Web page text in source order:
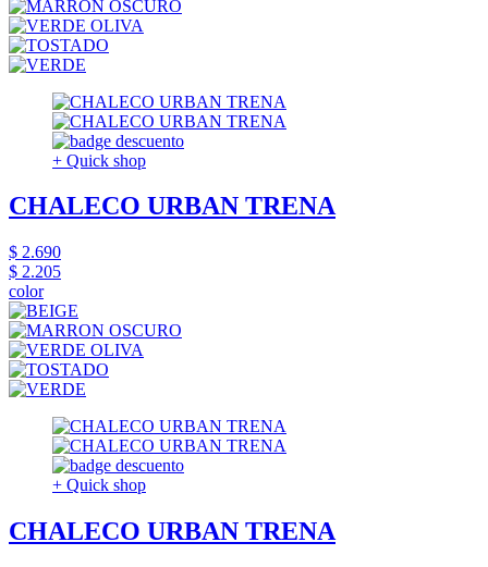
+ Quick shop
CHALECO URBAN TRENA
$ 2.690
$ 2.205
color
+ Quick shop
CHALECO URBAN TRENA